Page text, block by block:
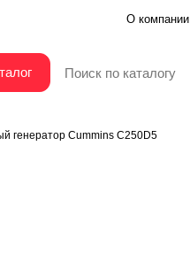
О компании
генератор Cummins C250D5
C250D5